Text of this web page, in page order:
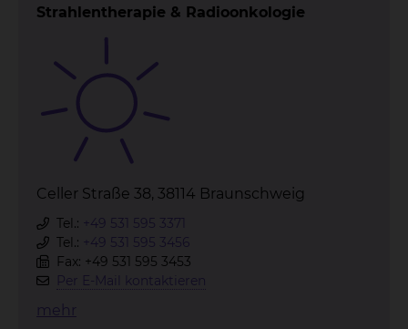
Strahlentherapie & Radioonkologie
Celler Straße 38, 38114 Braunschweig
Tel.: +49 531 595 3371
Tel.: +49 531 595 3456
Fax: +49 531 595 3453
Per E-Mail kontaktieren
mehr